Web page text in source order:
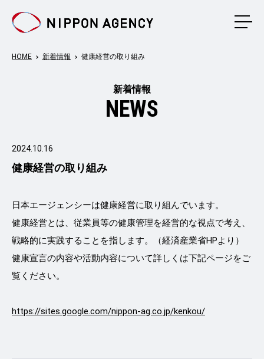
メニ
HOME 新着情報 健康経営の取り組み
新着情報
NEWS
2024.10.16
健康経営の取り組み
日本エージェンシーは健康経営に取り組んでいます。
健康経営とは、従業員等の健康管理を経営的な視点で考え、
戦略的に実践することを指します。（経済産業省HPより）
健康宣言の内容や活動内容について詳しくは下記ページをご
覧ください。
https://sites.google.com/nippon-ag.co.jp/kenkou/